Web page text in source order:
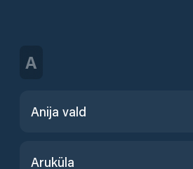
A
Anija vald
Aruküla